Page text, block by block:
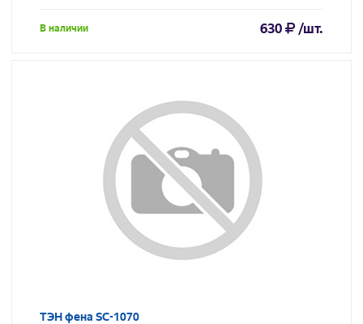
В наличии 630 /шт.
ТЭН фена SC-1070